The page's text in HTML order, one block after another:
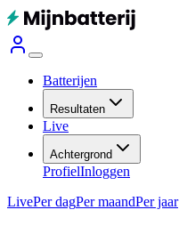
Batterijen
Resultaten
Live
Achtergrond
ProfielInloggen
LivePer dagPer maandPer jaar